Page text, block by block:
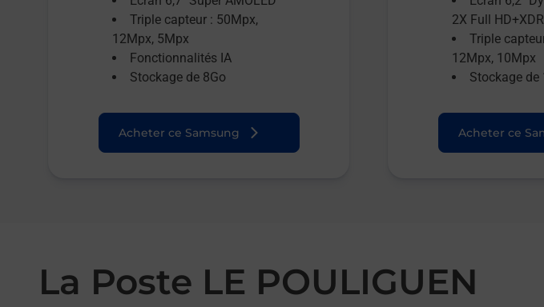
Triple capteur : 50Mpx,
12Mpx, 5Mpx
Fonctionnalités IA
Stockage de 8Go
Acheter ce Samsung
2X Full HD+XDR
Triple
12Mpx, 10Mpx
Stockage de
Acheter ce
La Poste LE POULIGUEN